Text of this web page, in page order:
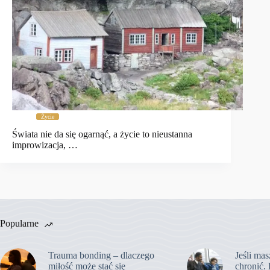
Życie
Świata nie da się ogarnąć, a życie to nieustanna
improwizacja, …
Popularne
Trauma bonding – dlaczego
miłość może stać się
Jeśli
chronić.